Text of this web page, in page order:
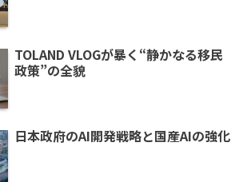
TOLAND VLOGが暴く“静かなる移民
政策”の全貌
日本政府のAI開発戦略と国産AIの強化